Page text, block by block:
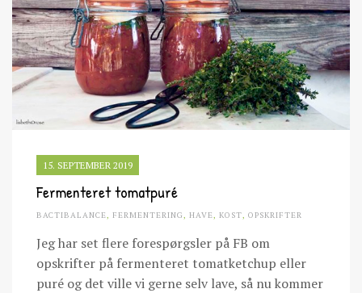
15. SEPTEMBER 2019
Fermenteret tomatpuré
BACTIBALANCE, FERMENTERING, HAVE, KOST, OPSKRIFTER
Jeg har set flere forespørgsler på FB om
opskrifter på fermenteret tomatketchup eller
puré og det ville vi gerne selv lave, så nu kommer